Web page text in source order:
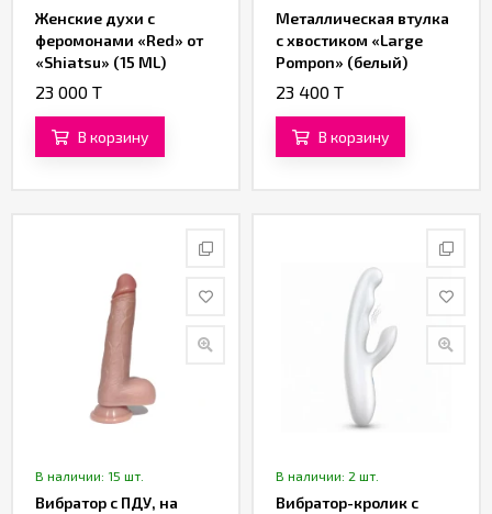
Женские духи с
феромонами «Red» от
«Shiatsu» (15 ML)
23 000 T
В корзину
Металлическая втулка
с хвостиком «Large
Pompon» (белый)
23 400 T
В корзину
В наличии: 15 шт.
Вибратор с ПДУ, на
В наличии: 2 шт.
Вибратор-кролик с